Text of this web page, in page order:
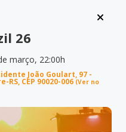
26
março, 22:00h
João Goulart, 97 -
CEP 90020-006(Ver no